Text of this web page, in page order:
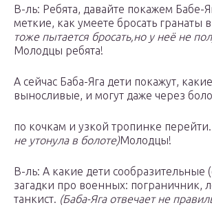
В-ль: Ребята, давайте покажем Бабе-
меткие, как умеете бросать гранаты
тоже пытается бросать,но у неё не
Молодцы ребята!
А сейчас Баба-Яга дети покажут,
выносливые, и могут даже через
по кочкам и узкой тропинке перейти.
не утонула в болоте)Молодцы!
В-ль: А какие дети сообразительные
загадки про военных: пограничник,
танкист. (Баба-Яга отвечает не